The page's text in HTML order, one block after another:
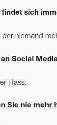
sich
der niemand
Social
Hass.
Sie nie mehr